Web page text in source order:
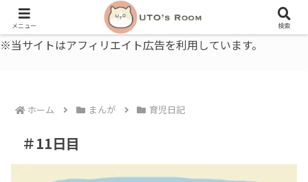
うとの部屋｜毎日に、ちょっと役立つ色と暮らし、健康のこと。
※当サイトはアフィリエイト広告を利用しています。
ホーム まんが 育児日記
＃11日目
メニュー 検索